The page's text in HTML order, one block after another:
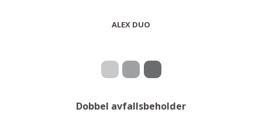
ALEX DUO
Dobbel avfallsbeholder